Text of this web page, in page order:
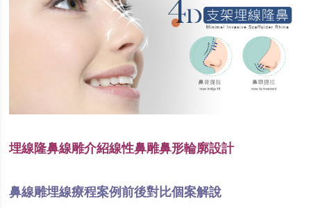
埋線隆鼻線雕介紹線性鼻雕鼻形輪廓設計
鼻線雕埋線療程案例前後對比個案解說